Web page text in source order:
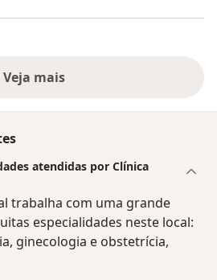
Veja mais
atendidas por Clínica
trabalha com uma grande
especialidades neste local:
ginecologia e obstetrícia,